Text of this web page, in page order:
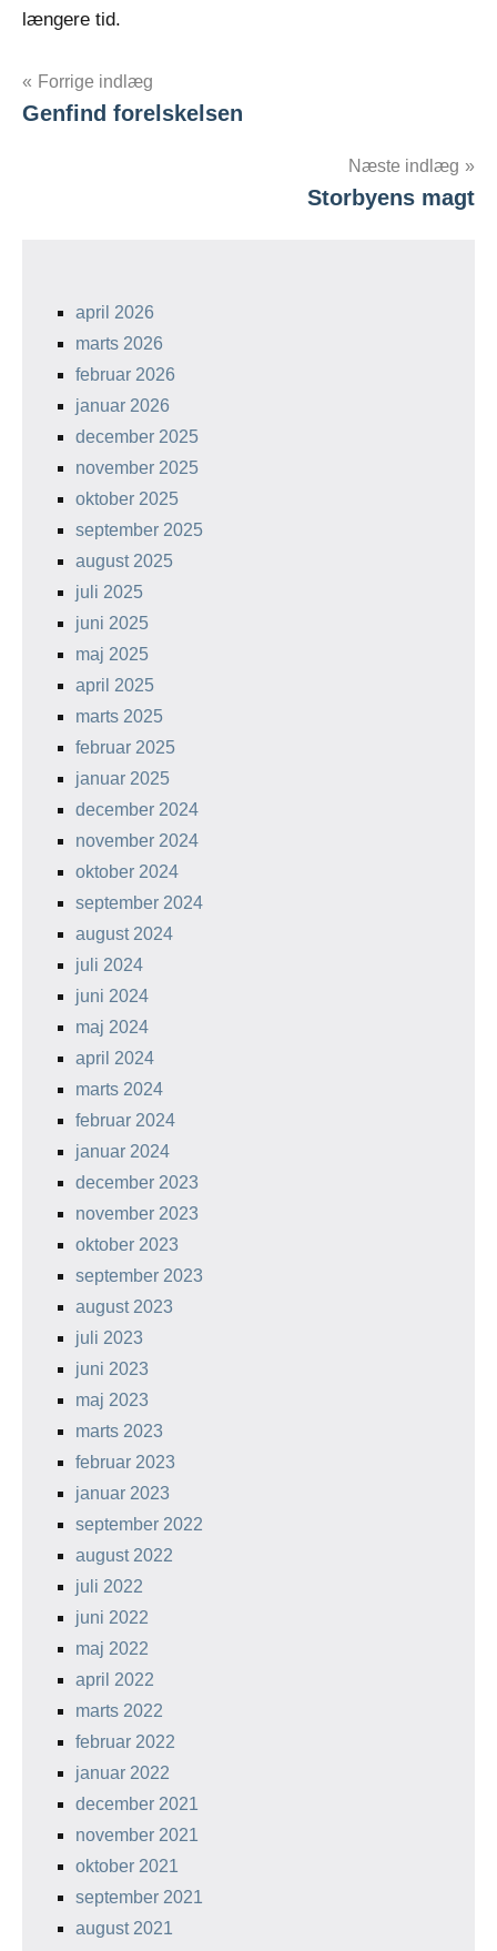
længere tid.
Indlægsnavigation
Forrige indlæg
Genfind forelskelsen
Næste indlæg
Storbyens magt
april 2026
marts 2026
februar 2026
januar 2026
december 2025
november 2025
oktober 2025
september 2025
august 2025
juli 2025
juni 2025
maj 2025
april 2025
marts 2025
februar 2025
januar 2025
december 2024
november 2024
oktober 2024
september 2024
august 2024
juli 2024
juni 2024
maj 2024
april 2024
marts 2024
februar 2024
januar 2024
december 2023
november 2023
oktober 2023
september 2023
august 2023
juli 2023
juni 2023
maj 2023
marts 2023
februar 2023
januar 2023
september 2022
august 2022
juli 2022
juni 2022
maj 2022
april 2022
marts 2022
februar 2022
januar 2022
december 2021
november 2021
oktober 2021
september 2021
august 2021